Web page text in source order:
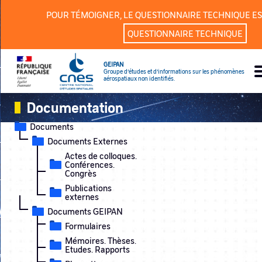
POUR TÉMOIGNER, LE QUESTIONNAIRE TECHNIQUE
QUESTIONNAIRE TECHNIQUE
GEIPAN
Groupe d’études et d’informations sur les phénomènes
aérospatiaux non identifiés.
Documentation
Documents
Documents Externes
Actes de colloques.
Conférences.
Congrès
Publications
externes
Documents GEIPAN
Formulaires
Mémoires. Thèses.
Etudes. Rapports